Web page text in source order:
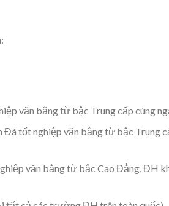
văn bằng từ bậc Trung cấp cùng
Đã tốt nghiệp văn bằng từ bậc Trung
văn bằng từ bậc Cao Đẳng, ĐH